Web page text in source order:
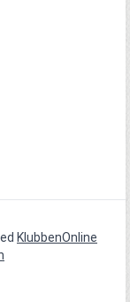
KlubbenOnline